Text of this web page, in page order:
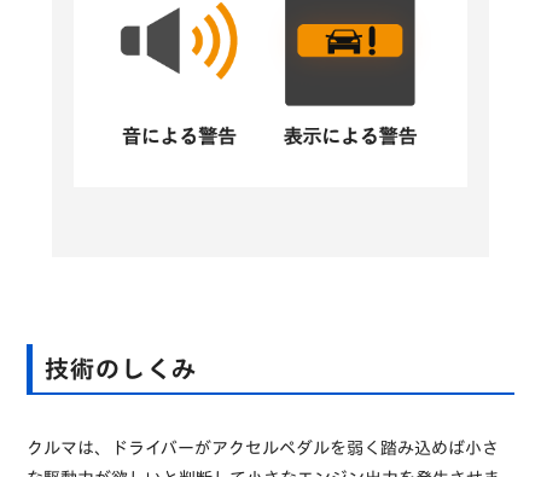
技術のしくみ
クルマは、ドライバーがアクセルペダルを弱く踏み込めば小さ